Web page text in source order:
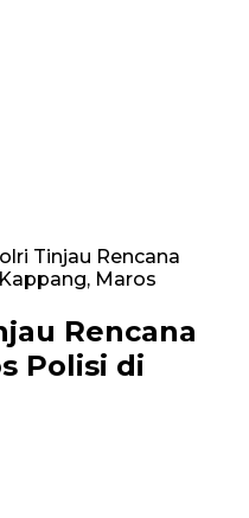
Tinjau Rencana
Maros
Rencana
Polisi di